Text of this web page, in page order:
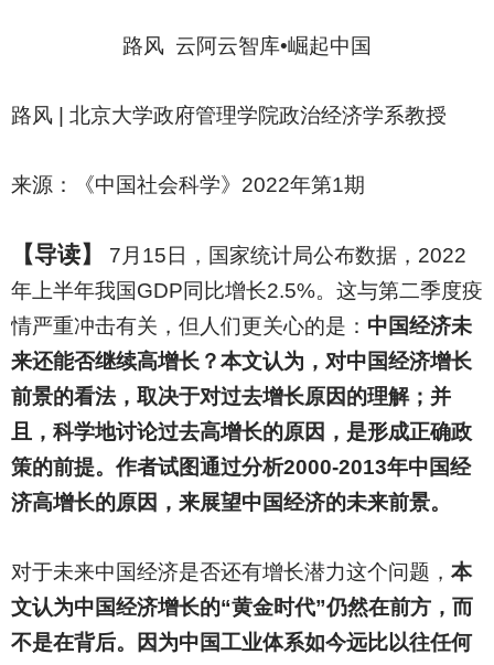
路风 云阿云智库•崛起中国
路风 | 北京大学政府管理学院政治经济学系教授
来源：《中国社会科学》2022年第1期
【导读】 7 月15日，国家统计局公布数据，2022
年上半年我国GDP同比增长2.5%。这与第二季度疫
情严重冲击有关，但人们更关心的是： 中国经济未
来还能否继续高增长？本文认为，对中国经济增长
前景的看法，取决于对过去增长原因的理解；并
且，科学地讨论过去高增长的原因，是形成正确政
策的前提。作者试图通过分析2000-2013年中国经
济高增长的原因，来展望中国经济的未来前景。
对于未来中国经济是否还有增长潜力这个问题， 本
文认为中国经济增长的“黄金时代”仍然在前方，而
不是在背后。因为中国工业体系如今远比以往任何